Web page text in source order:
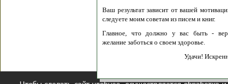
Ваш результат зависит от вашей
следуете моим советам из писем и книг.
Главное, что должно у вас быть -
желание заботься о своем здоровье.
Удачи!